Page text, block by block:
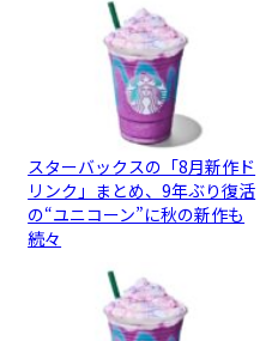
スターバックスの「8月新作ド
リンク」まとめ、9年ぶり復活
の“ユニコーン”に秋の新作も
続々